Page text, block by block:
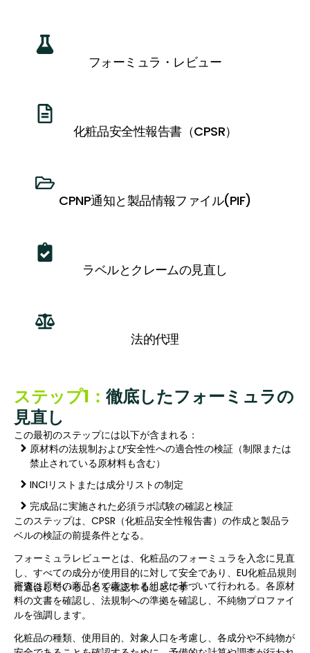
フォーミュラ・レビュー
化粧品安全性報告書（CPSR）
CPNP通知と製品情報ファイル(PIF)
ラベルとクレームの見直し
法的代理
ステップ1： 徹底したフォーミュラの
見直し
この最初のステップには以下が含まれる：
原材料の法規制および安全性への適合性の検証（制限または
禁止されている原材料も含む）
INCIリストまたは成分リストの制定
完成品に実施された必須ラボ試験の確認と検証
このステップは、CPSR（化粧品安全性報告書）の作成と製品ラ
ベルの検証の前提条件となる。
フォーミュラレビューとは、化粧品のフォーミュラを入念に見直
し、すべての成分が使用目的に対して安全であり、EU化粧品規則
に適合していることを確認することです：
審査は原料の商品名で表される組成に基づいて行われる。各原材
料の文書を確認し、法規制への準拠を確認し、不純物プロファイ
ルを強調します。
化粧品の種類、使用目的、対象人口を考慮し、各成分や不純物が